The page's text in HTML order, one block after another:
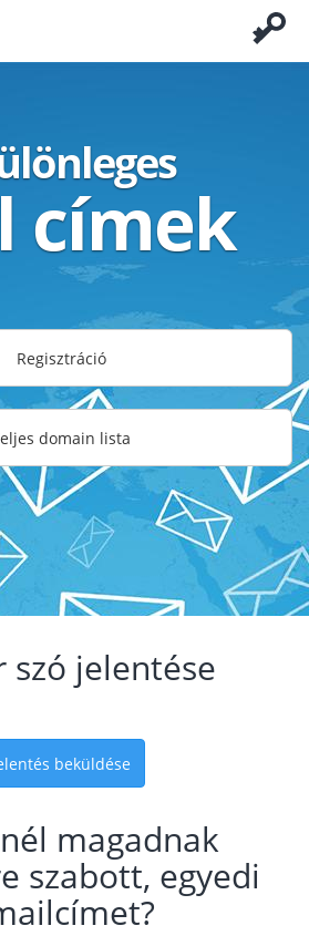
címek
Regisztráció
domain lista
szó jelentése
beküldése
magadnak
szabott, egyedi